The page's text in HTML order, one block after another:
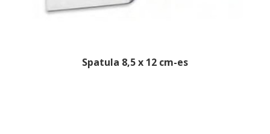
Spatula 8,5 x 12 cm-es